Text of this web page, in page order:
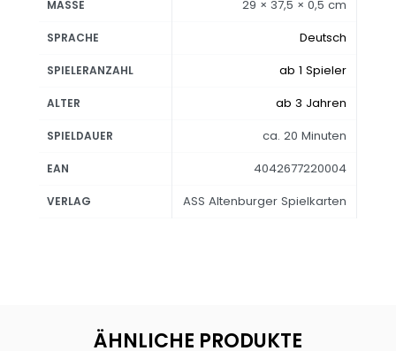
MASSE 29 × 37,5 × 0,5 cm
SPRACHE Deutsch
SPIELERANZAHL ab 1 Spieler
ALTER ab 3 Jahren
SPIELDAUER ca. 20 Minuten
EAN 4042677220004
VERLAG ASS Altenburger Spielkarten
ÄHNLICHE PRODUKTE